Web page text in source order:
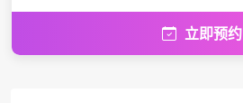
立即预约